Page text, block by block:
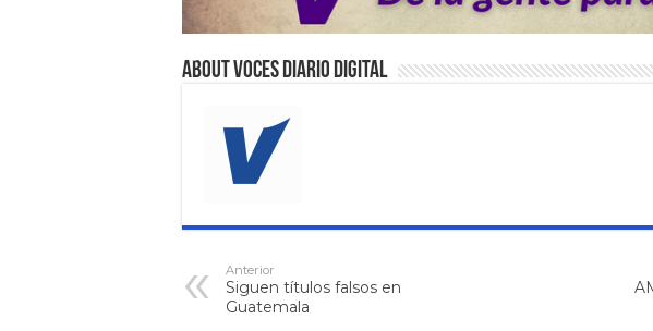
About VOCES Diario digital
Anterior
Siguen títulos falsos en
Guatemala